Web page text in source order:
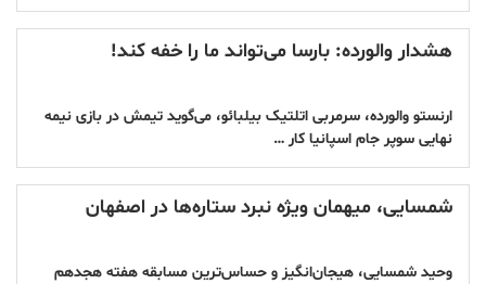
هشدار والورده: بارسا می‌تواند ما را خفه کند!
ارنستو والورده، سرمربی اتلتیک بیلبائو، می‌گوید تیمش در بازی نیمه
نهایی سوپر جام اسپانیا کار …
شمسایی، میهمان ویژه نبرد ستاره‌ها در اصفهان
وحید شمسایی، هیجان‌انگیز و حساس‌ترین مسابقه هفته هجدهم